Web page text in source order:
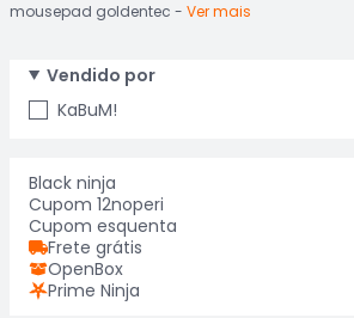
Mais Vendidos
Ativar tradutor em libras
mousepad goldentec
Ver mais
Vendido por
KaBuM!
Black ninja
Cupom 12noperi
Cupom esquenta
Frete grátis
OpenBox
Prime Ninja